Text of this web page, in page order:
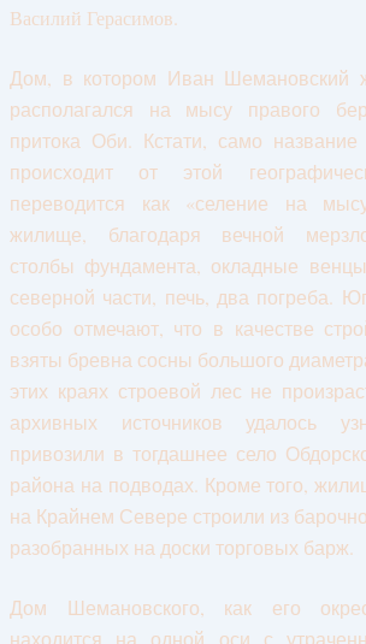
Василий Герасимов.
Дом, в котором Иван Шемановский
располагался на мысу правого
притока Оби. Кстати, само
происходит от этой
переводится как «селение на
жилище, благодаря вечной
столбы фундамента, окладные
северной части, печь, два погреба.
особо отмечают, что в качестве
взяты бревна сосны большого
этих краях строевой лес не
архивных источников удалось
привозили в тогдашнее село
района на подводах. Кроме того,
на Крайнем Севере строили из
разобранных на доски торговых барж.
Дом Шемановского, как его
находится на одной оси с